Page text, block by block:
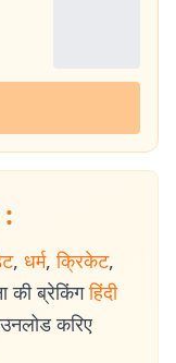
, धर्म, क्रिकेट,
की ब्रेकिंग हिंदी
करिए